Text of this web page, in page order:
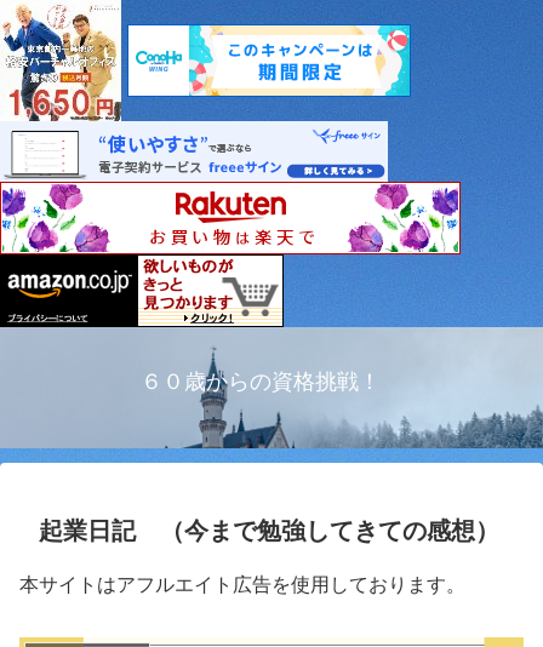
６０歳からの資格挑戦！
起業日記 （今まで勉強してきての感想）
本サイトはアフルエイト広告を使用しております。